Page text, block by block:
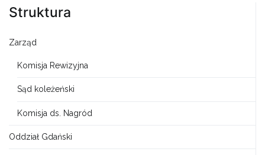
Struktura
Zarząd
Komisja Rewizyjna
Sąd koleżeński
Komisja ds. Nagród
Oddział Gdański